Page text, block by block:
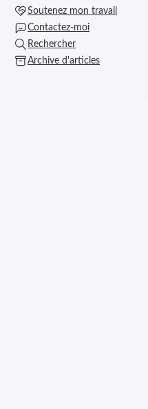
Soutenez mon travail
Contactez-moi
Rechercher
Archive d'articles